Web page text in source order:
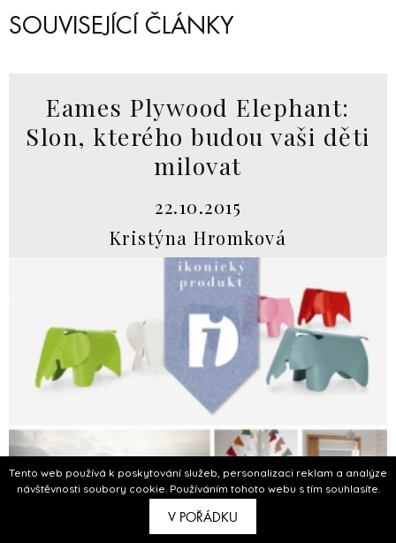
Tento web používá k poskytování služeb, personalizaci reklam a analýze
návštěvnosti soubory cookie. Používáním tohoto webu s tím souhlasíte.
V POŘÁDKU
SOUVISEJÍCÍ ČLÁNKY
Eames Plywood Elephant:
Slon, kterého budou vaši děti
milovat
22.10.2015
Kristýna Hromková